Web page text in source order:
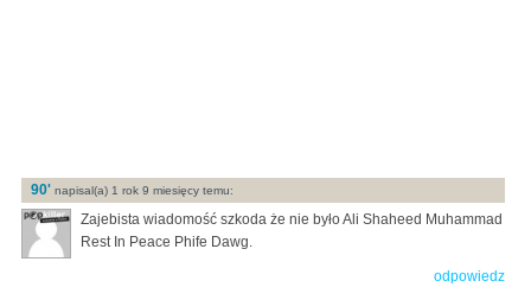
90' napisal(a) 1 rok 9 miesięcy temu:
Zajebista wiadomość szkoda że nie było Ali Shaheed Muhammad
Rest In Peace Phife Dawg.
odpowiedz